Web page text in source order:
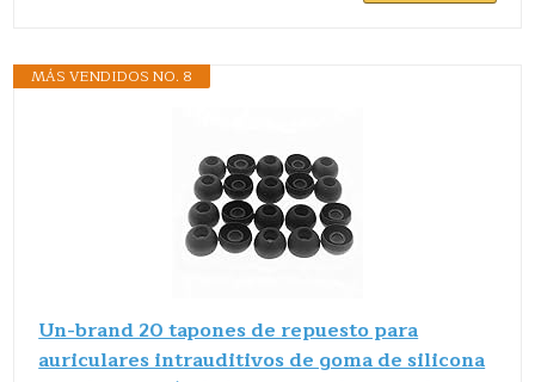
MÁS VENDIDOS NO. 8
Un-brand 20 tapones de repuesto para
auriculares intrauditivos de goma de silicona